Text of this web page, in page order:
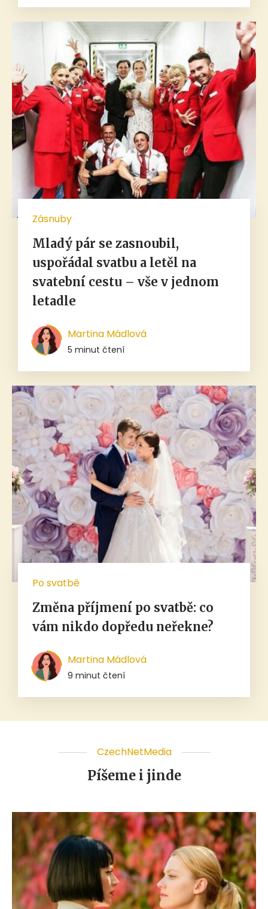
Zásnuby
Mladý pár se zasnoubil,
uspořádal svatbu a letěl na
svatební cestu – vše v jednom
letadle
Martina Mádlová
5 minut čtení
Po svatbě
Změna příjmení po svatbě: co
vám nikdo dopředu neřekne?
Martina Mádlová
9 minut čtení
CzechNetMedia
Píšeme i jinde